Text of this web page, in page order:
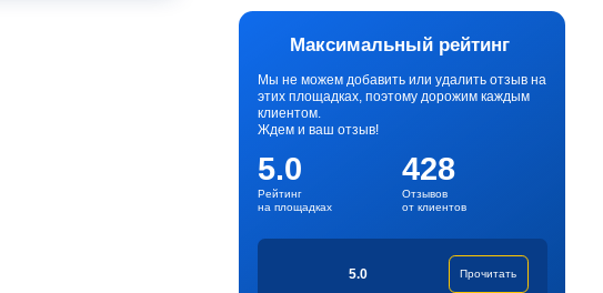
Максимальный рейтинг
Мы не можем добавить или удалить отзыв на
этих площадках, поэтому дорожим каждым
клиентом.
Ждем и ваш отзыв!
5.0
Рейтинг
на площадках
428
Отзывов
от клиентов
5.0 Прочитать